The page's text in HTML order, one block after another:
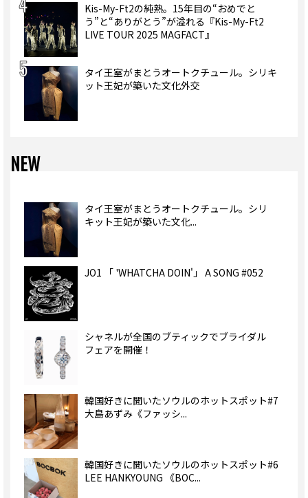
Kis-My-Ft2の純熟。15年目の“おめでと
う”と“ありがとう”が溢れる『Kis-My-Ft2
LIVE TOUR 2025 MAGFACT』
タイ王室がまとうオートクチュール。シリキ
ット王妃が築いた文化外交
NEW
タイ王室がまとうオートクチュール。シリ
キット王妃が築いた文化...
JO1 「 'WHATCHA DOIN'」 A SONG #052
シャネルが全国のブティックでブライダル
フェアを開催！
韓国好きに聞いたソウルのホットスポット#7
大島あずみ《ファッシ...
韓国好きに聞いたソウルのホットスポット#6
LEE HANKYOUNG 《BOC...